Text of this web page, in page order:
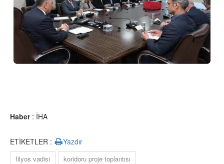
Haber: İHA
ETİKETLER : Yazdır
filyos vadisi koridoru proje toplantısı